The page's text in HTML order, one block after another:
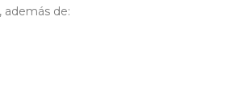
además de: